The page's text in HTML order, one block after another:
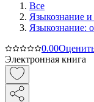
Все
Языкознание
Языкознание:
0.00
Электронная книга